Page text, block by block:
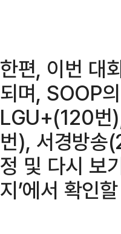
한편, 이번 대
되며, SOOP
LGU+(120번
번), 서경방송
정 및 다시 보
지’에서 확인